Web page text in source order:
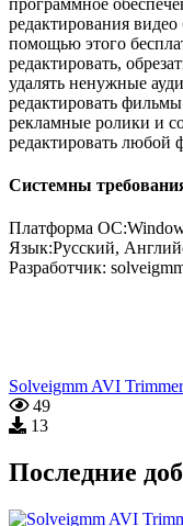
редактирования
помощью этого
редактировать,
удалять ненужные
редактировать фильмы
рекламные ролики и
редактировать любой
Системны
Платформа ОС:
Язык:Русский,
Разработчик:
Solveigmm AVI
49
13
Последние